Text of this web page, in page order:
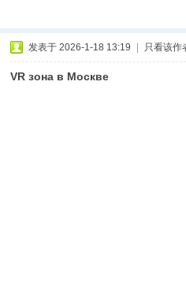
发表于 2026-1-18 13:19 只看该作
VR зона в Москве